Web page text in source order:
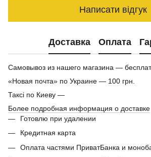
Написати відгук
Доставка Оплата
Самовывоз из нашего магазина —
«Новая почта» по Украине — 100 грн.
Таксі по Киеву —
Более подробная информация о доставке
Готовлю при удалении
Кредитная карта
Оплата частями ПриватБанка и